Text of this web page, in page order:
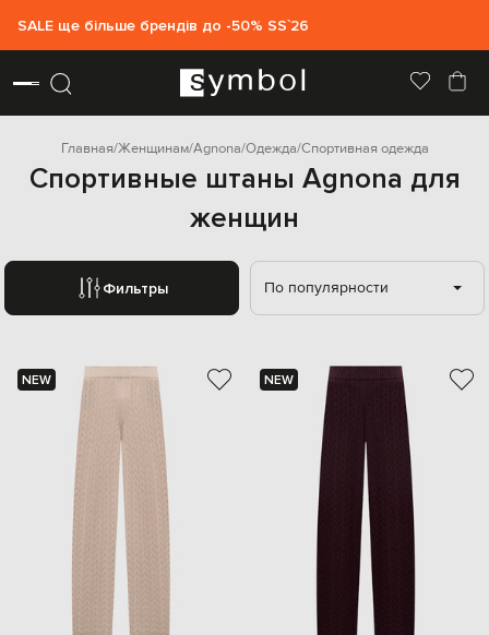
SALE ще більше брендів до -50% SS`26
Главная Женщинам Agnona Одежда Спортивная одежда
Спортивные штаны Agnona для
женщин
Фильтры По популярности
NEW NEW